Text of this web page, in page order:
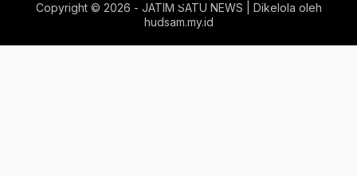
Copyright © 2026 - JATIM SATU NEWS | Dikelola oleh
hudsam.my.id